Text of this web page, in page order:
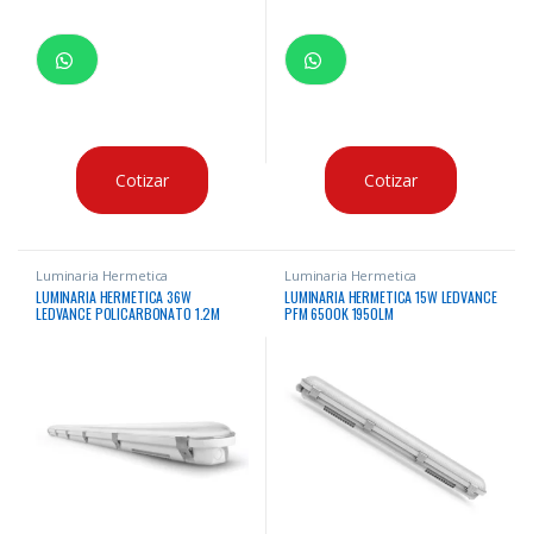
Cotizar Cotizar
Luminaria Hermetica
LUMINARIA HERMETICA 36W
LEDVANCE POLICARBONATO 1.2M
Luminaria Hermetica
LUMINARIA HERMETICA 15W LEDVANCE
PFM 6500K 1950LM